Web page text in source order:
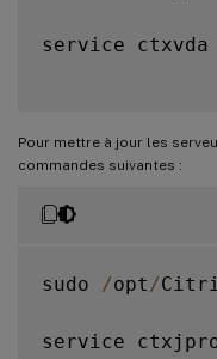
service
Pour mettre à jour les
commandes suivantes :
sudo /opt /
service